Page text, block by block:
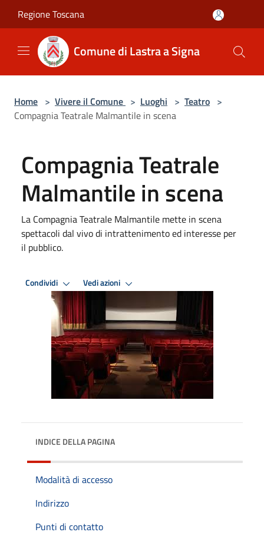
Regione Toscana
Comune di Lastra a Signa
Home > Vivere il Comune > Luoghi > Teatro >
Compagnia Teatrale Malmantile in scena
Compagnia Teatrale
Malmantile in scena
La Compagnia Teatrale Malmantile mette in scena
spettacoli dal vivo di intrattenimento ed interesse per
il pubblico.
Condividi Vedi azioni
INDICE DELLA PAGINA
Modalità di accesso
Indirizzo
Punti di contatto